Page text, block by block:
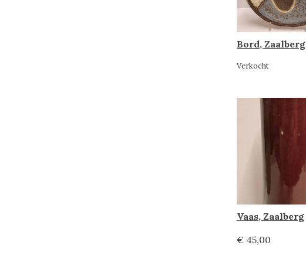
Bord, Zaalberg
Verkocht
Vaas, Zaalberg
€ 45,00